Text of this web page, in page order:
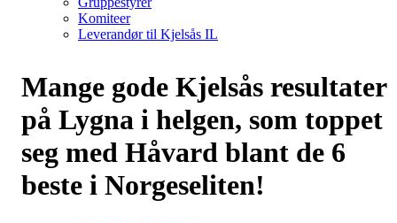
Komiteer
Leverandør til Kjelsås IL
Mange gode Kjelsås resultater
på Lygna i helgen, som toppet
seg med Håvard blant de 6
beste i Norgeseliten!